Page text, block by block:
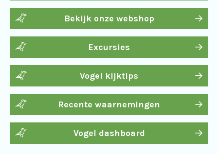
Bekijk onze webshop
Excursies
Vogel kijktips
Recente waarnemingen
Vogel dashboard